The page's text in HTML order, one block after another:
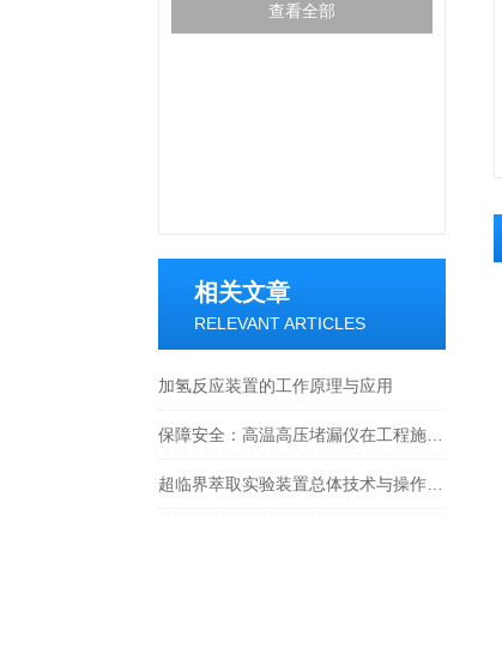
查看全部
相关文章
RELEVANT ARTICLES
加氢反应装置的工作原理与应用